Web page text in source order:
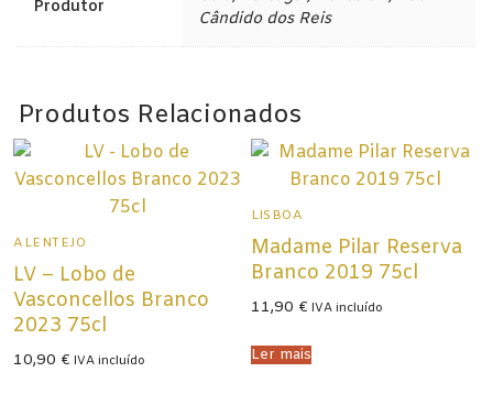
Champagne
Espumantes
Vale Presente
Em Destaque
Produtor
Cândido dos Reis
Produtos Relacionados
ALENTEJO
LV – Lobo de
Vasconcellos Branco
2023 75cl
10,90 € IVA incluído
LISBOA
Madame Pilar Reserva
Branco 2019 75cl
11,90 € IVA incluído
Ler mais